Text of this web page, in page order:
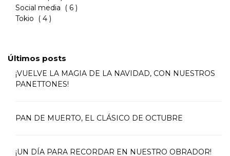
Social media ( 6 )
Tokio ( 4 )
Últimos posts
¡VUELVE LA MAGIA DE LA NAVIDAD, CON NUESTROS
PANETTONES!
PAN DE MUERTO, EL CLÁSICO DE OCTUBRE
¡UN DÍA PARA RECORDAR EN NUESTRO OBRADOR!